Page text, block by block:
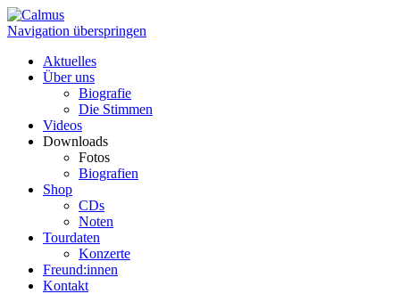
Navigation überspringen
Aktuelles
Über uns
Biografie
Die Stimmen
Videos
Downloads
Fotos
Biografien
Shop
CDs
Noten
Tourdaten
Konzerte
Freund:innen
Kontakt